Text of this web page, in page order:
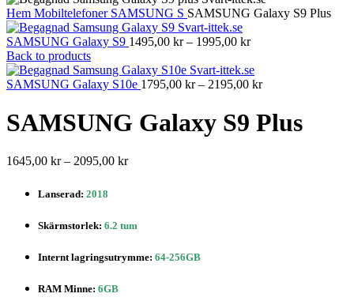
Hem Mobiltelefoner SAMSUNG S SAMSUNG Galaxy S9 Plus
SAMSUNG Galaxy S9 1495,00 kr – 1995,00 krPrisintervall:
till
1995,00 kr
Back to products
SAMSUNG Galaxy S10e 1795,00 kr – 2195,00 krPrisintervall:
till
2195,00 kr
SAMSUNG Galaxy S9 Plus
1645,00 kr – 2095,00 krPrisintervall:
Lanserad: 2018
Skärmstorlek: 6.2 tum
Internt lagringsutrymme: 64-256GB
RAM Minne: 6GB